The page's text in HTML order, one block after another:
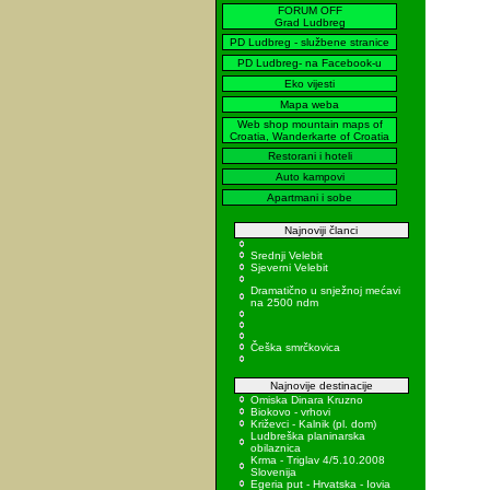
FORUM OFF
Grad Ludbreg
PD Ludbreg - službene stranice
PD Ludbreg- na Facebook-u
Eko vijesti
Mapa weba
Web shop mountain maps of
Croatia, Wanderkarte of Croatia
Restorani i hoteli
Auto kampovi
Apartmani i sobe
Najnoviji članci
Srednji Velebit
Sjeverni Velebit
Dramatično u snježnoj mećavi
na 2500 ndm
Češka smrčkovica
Najnovije destinacije
Omiska Dinara Kruzno
Biokovo - vrhovi
Križevci - Kalnik (pl. dom)
Ludbreška planinarska
obilaznica
Krma - Triglav 4/5.10.2008
Slovenija
Egeria put - Hrvatska - Iovia